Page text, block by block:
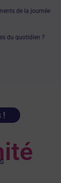
de la journée
du quotidien ?
!